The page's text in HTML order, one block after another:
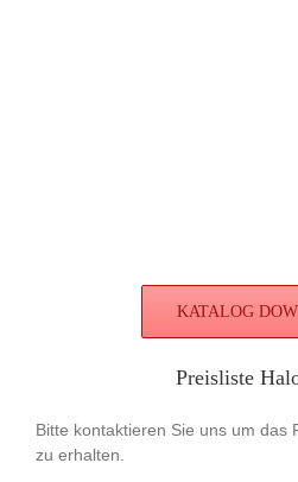
KATALOG
Preisliste
Bitte kontaktieren Sie uns um das
zu erhalten.